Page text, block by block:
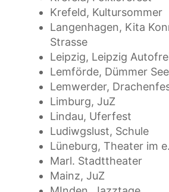
Krefeld, Kultursommer
Langenhagen, Kita
Strasse
Leipzig, Leipzig
Lemförde, Dümmer
Lemwerder,
Limburg, JuZ
Lindau, Uferfest
Ludiwgslust, Schule
Lüneburg, Theater im
Marl. Stadttheater
Mainz, JuZ